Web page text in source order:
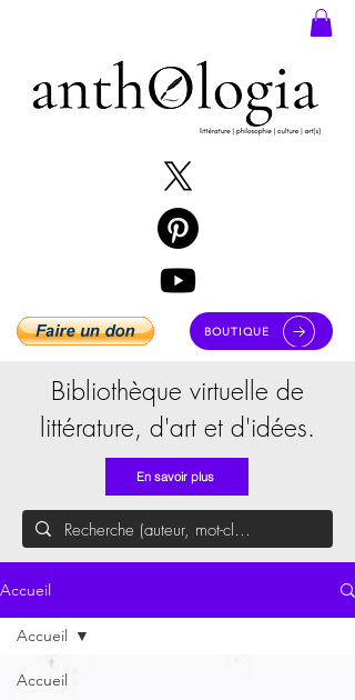
BOUTIQUE
Bibliothèque virtuelle de
littérature, d'art et d'idées.
En savoir plus
Accueil
Accueil
Accueil